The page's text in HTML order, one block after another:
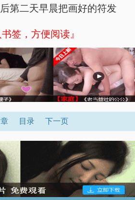
第二天早晨把画好的符发
书签，方便阅读』
章 目录 下一页